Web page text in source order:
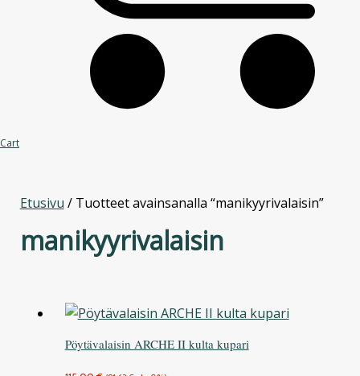
Cart
Etusivu / Tuotteet avainsanalla “manikyyrivalaisin”
manikyyrivalaisin
Pöytävalaisin ARCHE II kulta kupari